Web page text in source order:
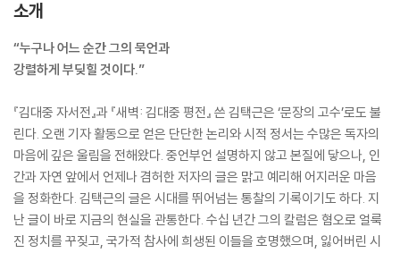
소개
“누구나 어느 순간 그의 묵언과
강렬하게 부딪힐 것이다.”
『김대중 자서전』과 『새벽: 김대중 평전』 쓴 김택근은 ‘문장의 고수’로도 불
린다. 오랜 기자 활동으로 얻은 단단한 논리와 시적 정서는 수많은 독자의
마음에 깊은 울림을 전해왔다. 중언부언 설명하지 않고 본질에 닿으나, 인
간과 자연 앞에서 언제나 겸허한 저자의 글은 맑고 예리해 어지러운 마음
을 정화한다. 김택근의 글은 시대를 뛰어넘는 통찰의 기록이기도 하다. 지
난 글이 바로 지금의 현실을 관통한다. 수십 년간 그의 칼럼은 혐오로 얼룩
진 정치를 꾸짖고, 국가적 참사에 희생된 이들을 호명했으며, 잃어버린 시